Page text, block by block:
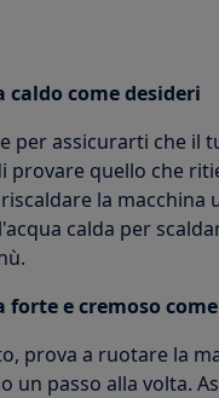
come desideri
per assicurarti che il
provare quello che
la macchina
calda per
e cremoso
prova a ruotare la
un passo alla volta.